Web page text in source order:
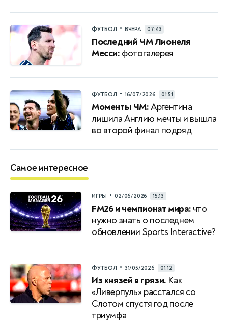
ФУТБОЛ • ВЧЕРА 07:43
Последний ЧМ Лионеля
Месси: фотогалерея
ФУТБОЛ • 16/07/2026 01:51
Моменты ЧМ:Аргентина
лишила Англию мечты и вышла
во второй финал подряд
Самое интересное
ИГРЫ • 02/06/2026 15:13
FM26 и чемпионат мира: что
нужно знать о последнем
обновлении Sports Interactive?
ФУТБОЛ • 31/05/2026 01:12
Из князей в грязи. Как
«Ливерпуль» расстался со
Слотом спустя год после
триумфа